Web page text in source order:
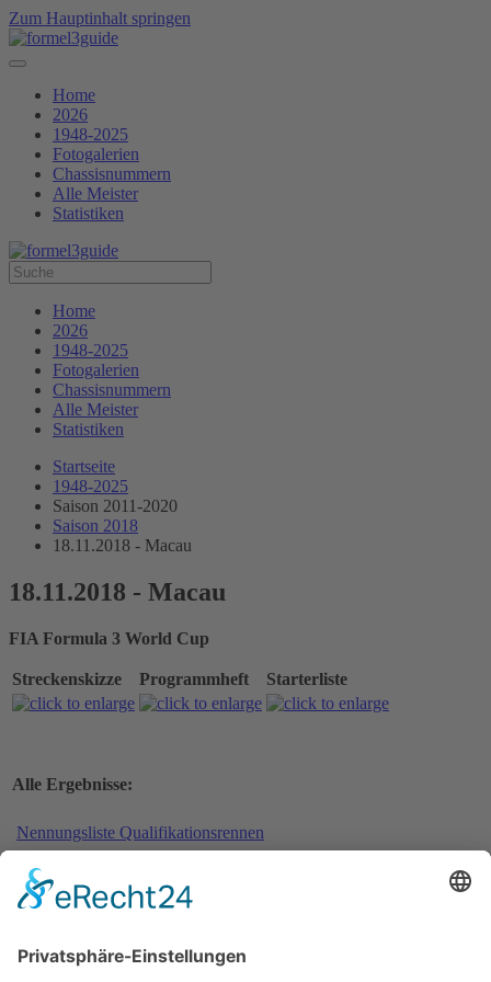
Zum Hauptinhalt springen
Home
2026
1948-2025
Fotogalerien
Chassisnummern
Alle Meister
Statistiken
Home
2026
1948-2025
Fotogalerien
Chassisnummern
Alle Meister
Statistiken
Startseite
1948-2025
Saison 2011-2020
Saison 2018
18.11.2018 - Macau
18.11.2018 - Macau
FIA Formula 3 World Cup
Streckenskizze Programmheft Starterliste
Alle Ergebnisse:
Nennungsliste Qualifikationsrennen
Ergebnis freies Training 1
Ergebnis Zeittraining 1
Ergebnis freies Training 2
Gesamtergebnis Zeittraining 1+2